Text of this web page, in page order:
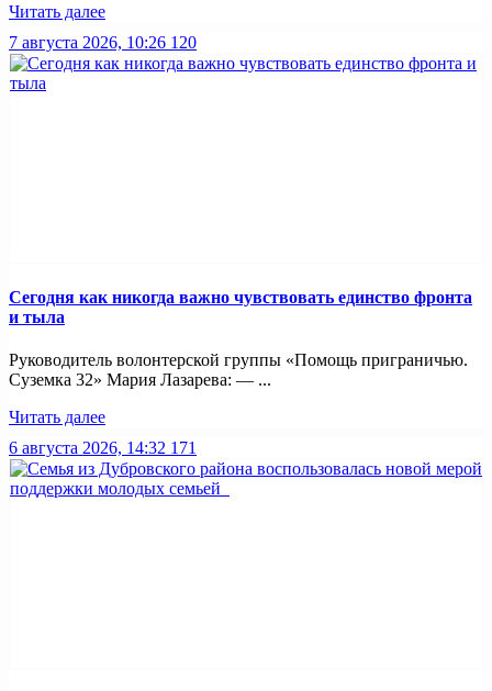
Читать далее
7 августа 2026, 10:26 120
Сегодня как никогда важно чувствовать единство фронта
и тыла
Руководитель волонтерской группы «Помощь приграничью.
Суземка 32» Мария Лазарева: — ...
Читать далее
6 августа 2026, 14:32 171